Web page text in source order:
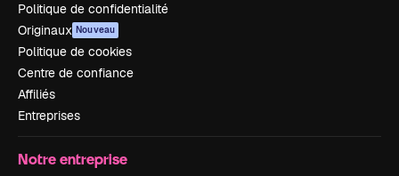
Politique de confidentialité
Originaux Nouveau
Politique de cookies
Centre de confiance
Affiliés
Entreprises
Notre entreprise